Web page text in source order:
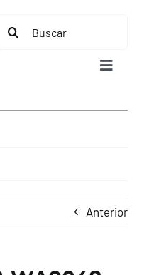
Buscar:
Toggle
Anterior